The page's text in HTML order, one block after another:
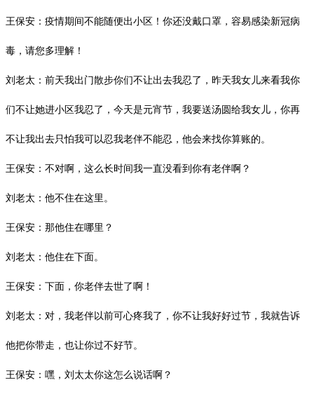
王保安：疫情期间不能随便出小区！你还没戴口罩，容易感染新冠病
毒，请您多理解！
刘老太：前天我出门散步你们不让出去我忍了，昨天我女儿来看我你
们不让她进小区我忍了，今天是元宵节，我要送汤圆给我女儿，你再
不让我出去只怕我可以忍我老伴不能忍，他会来找你算账的。
王保安：不对啊，这么长时间我一直没看到你有老伴啊？
刘老太：他不住在这里。
王保安：那他住在哪里？
刘老太：他住在下面。
王保安：下面，你老伴去世了啊！
刘老太：对，我老伴以前可心疼我了，你不让我好好过节，我就告诉
他把你带走，也让你过不好节。
王保安：嘿，刘太太你这怎么说话啊？